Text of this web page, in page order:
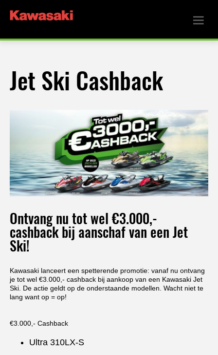
Jet Ski Cashback
Ontvang nu tot wel €3.000,-
cashback bij aanschaf van een Jet
Ski!
Kawasaki lanceert een spetterende promotie: vanaf nu ontvang
je tot wel €3.000,- cashback bij aankoop van een Kawasaki Jet
Ski. De actie geldt op de onderstaande modellen. Wacht niet te
lang want op = op!
€3.000,- Cashback
Ultra 310LX-S